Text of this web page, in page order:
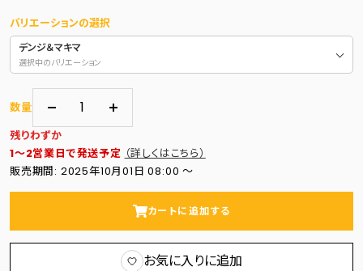
バリエーションの選択
デンジ＆マキマ
選択中のバリエーション
数量
量
を
す
数
を
す
残りわずか
1～2営業日で発送予定 （詳しくはこちら）
販売期間: 2025年10月01日 08:00 〜
カートに追加する
お気に入りに追加